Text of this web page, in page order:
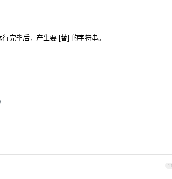
完毕后，产生要 [替] 的字符串。
11